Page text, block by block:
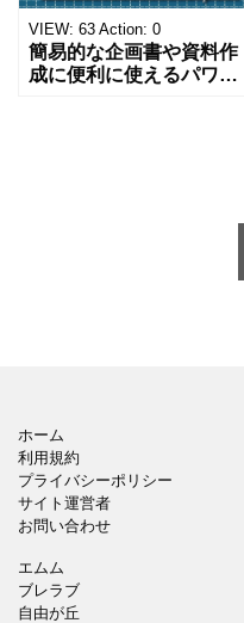
の方、掲示ポスターを作
成をされたい方におす
VIEW: 63 Action: 0
簡易的な企画書や資料作
成に便利に使えるパワー
ホーム
利用規約
プライバシーポリシー
サイト運営者
お問い合わせ
エムム
ブレラブ
自由が丘